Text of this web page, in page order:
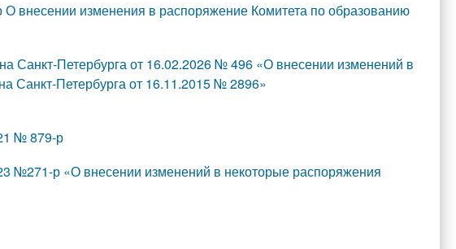
изменения в распоряжение Комитета по образованию
Санкт‑Петербурга от 16.02.2026 № 496 «О внесении изменений в
Санкт‑Петербурга от 16.11.2015 № 2896»
№ 879-р
№271-р «О внесении изменений в некоторые распоряжения